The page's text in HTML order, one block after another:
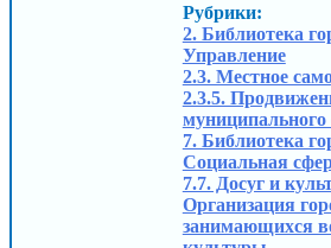
Рубрики:
2. Библиотека
Управление
2.3. Местное
2.3.5.
муниципального
7. Библиотека
Социальная
7.7. Досуг и
Организация
занимающихся